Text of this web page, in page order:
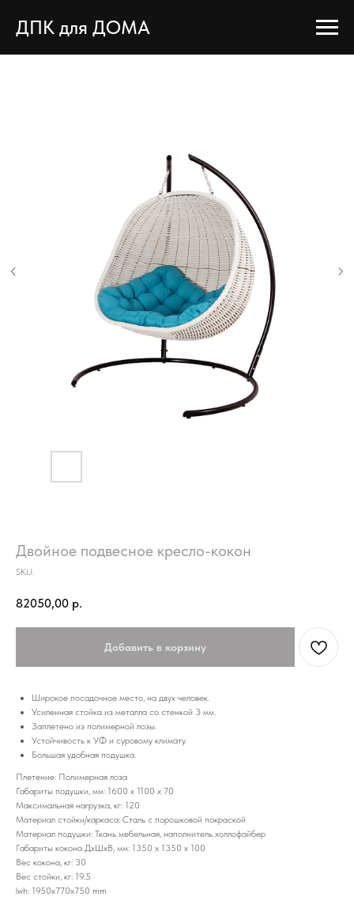
ДПК для ДОМА
Двойное подвесное кресло-кокон
SKU:
82050,00 р.
Добавить в корзину
Широкое посадочное место, на двух человек.
Усиленная стойка из металла со стенкой 3 мм.
Заплетено из полимерной лозы.
Устойчивость к УФ и суровому климату.
Большая удобная подушка.
Плетение: Полимерная лоза
Габариты подушки, мм: 1600 х 1100 х 70
Максимальная нагрузка, кг: 120
Материал стойки/каркаса: Сталь с порошковой покраской
Материал подушки: Ткань мебельная, наполнитель холлофайбер
Габариты кокона ДхШхВ, мм: 1350 х 1350 х 100
Вес кокона, кг: 30
Вес стойки, кг: 19.5
lwh: 1950x770x750 mm